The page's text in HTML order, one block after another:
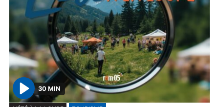
P
30 MIN